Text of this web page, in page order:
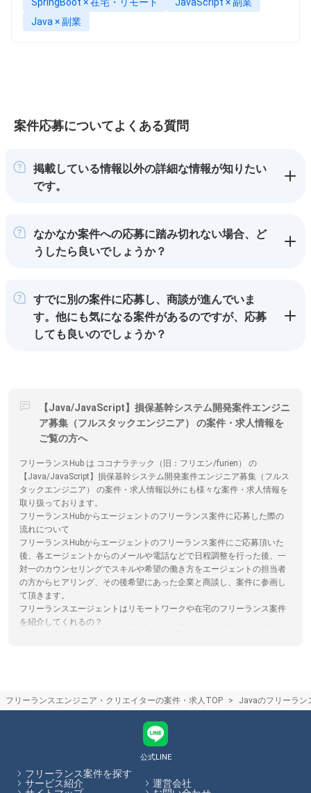
Java × 副業
案件応募についてよくある質問
掲載している情報以外の詳細な情報が知りたい
です。
なかなか案件への応募に踏み切れない場合、ど
うしたら良いでしょうか？
すでに別の案件に応募し、商談が進んでいま
す。他にも気になる案件があるのですが、応募
しても良いのでしょうか？
【Java/JavaScript】損保基幹システム開発案件エンジニ
ア募集（フルスタックエンジニア） の案件・求人情報を
ご覧の方へ
フリーランスHub は ココナラテック（旧：フリエン/furien） の
【Java/JavaScript】損保基幹システム開発案件エンジニア募集（フルス
タックエンジニア） の案件・求人情報以外にも様々な案件・求人情報を
取り扱っております。
フリーランスHubからエージェントのフリーランス案件に応募した際の
流れについて
フリーランスHubからエージェントのフリーランス案件にご応募頂いた
後、各エージェントからのメールや電話などで日程調整を行った後、一
対一のカウンセリングでスキルや希望の働き方をエージェントの担当者
の方からヒアリング、その後希望にあった企業と商談し、案件に参画し
て頂きます。
フリーランスエージェントはリモートワークや在宅のフリーランス案件
を紹介してくれるの？
ス内容やその比較をサイト内で行うことができます。
フリーランスは契約期間が定まっているため、企業は経営や事業の状況
に合わせて必要な人材配置を実施できるため、今後の流動的な事業環境
においても需要が高まると予想されています。業務委託契約でフリーラ
ンスを受け入れる企業は増加しており、今後もニーズが高まる傾向にあ
ります。
フリーランスエンジニア・クリエイターの案件・求人TOP Javaのフリーラン
公式LINE
フリーランス案件を探す
サービス紹介
運営会社